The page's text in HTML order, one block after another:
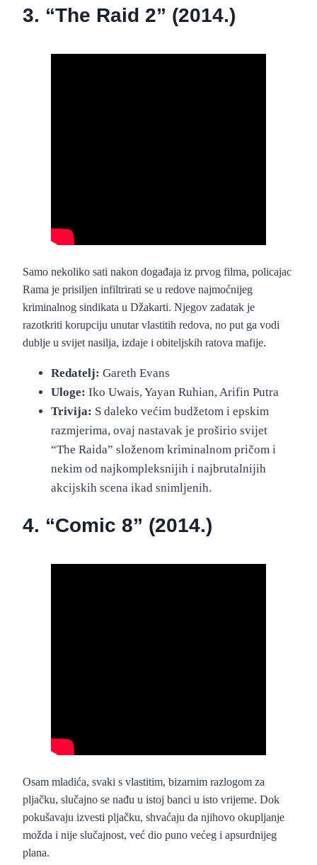
3. “The Raid 2” (2014.)
“The Raid 2” – službeni foršpan
Samo nekoliko sati nakon događaja iz prvog filma, policajac
Rama je prisiljen infiltrirati se u redove najmoćnijeg
kriminalnog sindikata u Džakarti. Njegov zadatak je
razotkriti korupciju unutar vlastitih redova, no put ga vodi
dublje u svijet nasilja, izdaje i obiteljskih ratova mafije.
Redatelj: Gareth Evans
Uloge: Iko Uwais, Yayan Ruhian, Arifin Putra
Trivija: S daleko većim budžetom i epskim
razmjerima, ovaj nastavak je proširio svijet
“The Raida” složenom kriminalnom pričom i
nekim od najkompleksnijih i najbrutalnijih
akcijskih scena ikad snimljenih.
4. “Comic 8” (2014.)
“Comic 8” – službeni foršpan
Osam mladića, svaki s vlastitim, bizarnim razlogom za
pljačku, slučajno se nađu u istoj banci u isto vrijeme. Dok
pokušavaju izvesti pljačku, shvaćaju da njihovo okupljanje
možda i nije slučajnost, već dio puno većeg i apsurdnijeg
plana.